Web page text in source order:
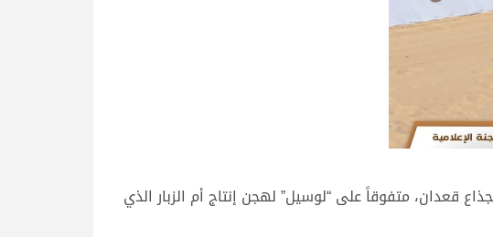
قعدان، متفوقاً على “لوسيل” لهجن إنتاج أم الزبار الذي